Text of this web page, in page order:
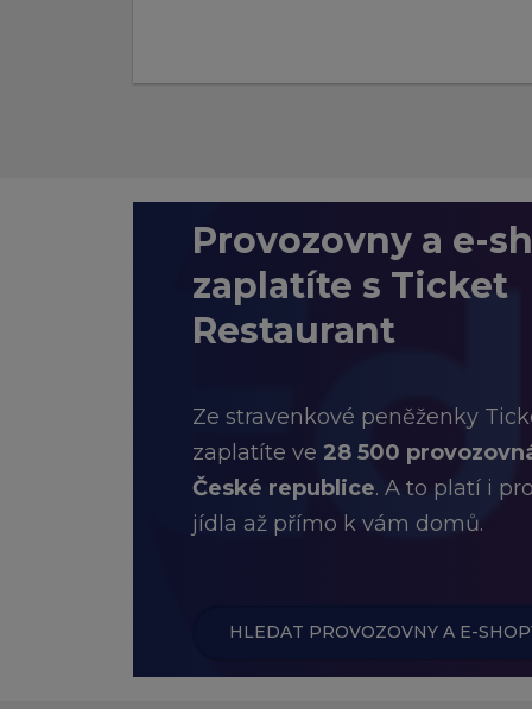
Provozovny a e-
zaplatíte s Ticket
Restaurant
Ze stravenkové peněženky
zaplatíte ve 28 500
České republice. A to platí i
jídla až přímo k vám domů.
HLEDAT PROVOZOVNY A E-